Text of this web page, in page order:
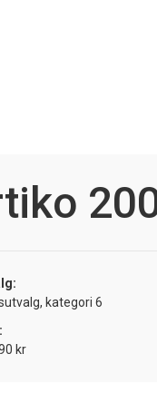
kategori 6
kr